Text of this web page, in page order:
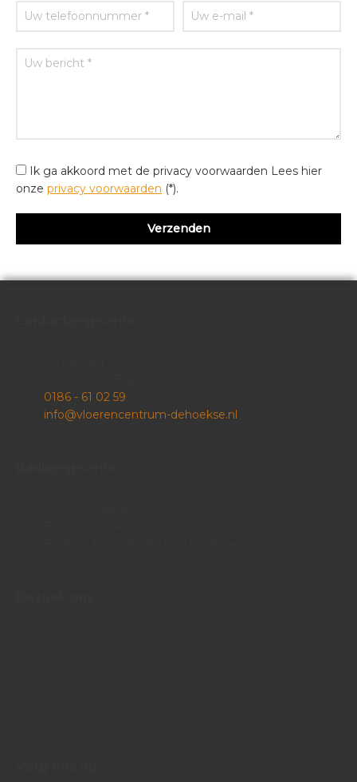
Ik ga akkoord met de privacy voorwaarden Lees hier
onze privacy voorwaarden (*).
0186 - 61 02 59
info@vloerencentrum-dehoekse.nl